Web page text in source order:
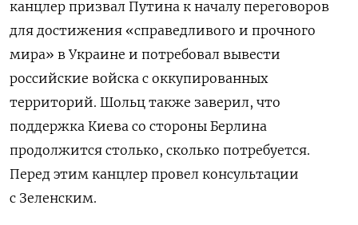
канцлер призвал Путина к началу переговоров
для достижения «справедливого и прочного
мира» в Украине и потребовал вывести
российские войска с оккупированных
территорий. Шольц также заверил, что
поддержка Киева со стороны Берлина
продолжится столько, сколько потребуется.
Перед этим канцлер провел консультации
с Зеленским.